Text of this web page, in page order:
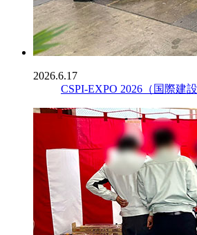
2026.6.17
CSPI-EXPO 2026（国際建